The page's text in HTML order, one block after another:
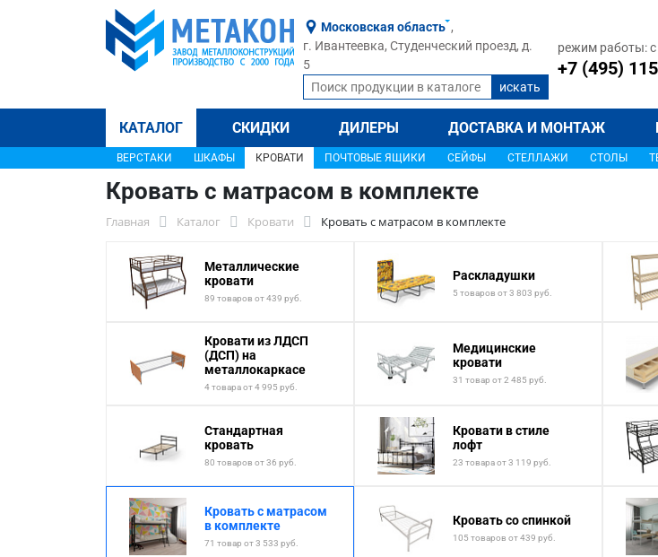
Московская область ,
г. Ивантеевка, Студенческий проезд, д.
5
режим работы: с
+7 (495)
КАТАЛОГ СКИДКИ ДИЛЕРЫ ДОСТАВКА И МОНТАЖ
ВЕРСТАКИ ШКАФЫ КРОВАТИ ПОЧТОВЫЕ ЯЩИКИ СЕЙФЫ СТЕЛЛАЖИ СТОЛЫ
Кровать с матрасом в комплекте
Главная Каталог Кровати Кровать с матрасом в комплекте
Металлические
кровати
89 товаров от 439 руб.
Раскладушки
5 товаров от 3 803 руб.
Кровати из ЛДСП
(ДСП) на
металлокаркасе
4 товара от 4 995 руб.
Медицинские
кровати
31 товар от 2 485 руб.
Стандартная
кровать
80 товаров от 36 руб.
Кровати в стиле
лофт
23 товара от 3 119 руб.
Кровать с матрасом
в комплекте
71 товар от 3 533 руб.
Кровать со спинкой
105 товаров от 439 руб.